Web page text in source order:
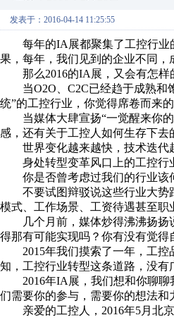
发表于：2016-04-14 11:25:55
每年的IA展都聚集了工控行
果，每年，我们见到的企业不同，
那么2016的IA展，又会有怎
当O2O、C2C已经趋于成熟
统”的工控行业，你觉得席卷而来
当媒体大肆宣扬“一觉醒来你
感，还有关于工控人如何生存下去
世界变化越来越快，技术迭代
身处转型变革风口上的工控行
你是否曾考虑过我们的行业该
不要试图辩驳说这些行业大
模式、工作场景、工资待遇甚至职
几个月前，媒体炒得沸沸扬
得那有可能实现吗？你有没有觉得
2015年我们摸索了一年，工
知，工控行业转型这条道路，没有
2016年IA展，我们想和你聊
们需要你的参与，需要你的想法和
亲爱的工控人，2016年5月北